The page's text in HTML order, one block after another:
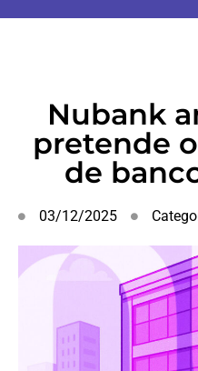
Nubank
pretende
de
03/12/2025